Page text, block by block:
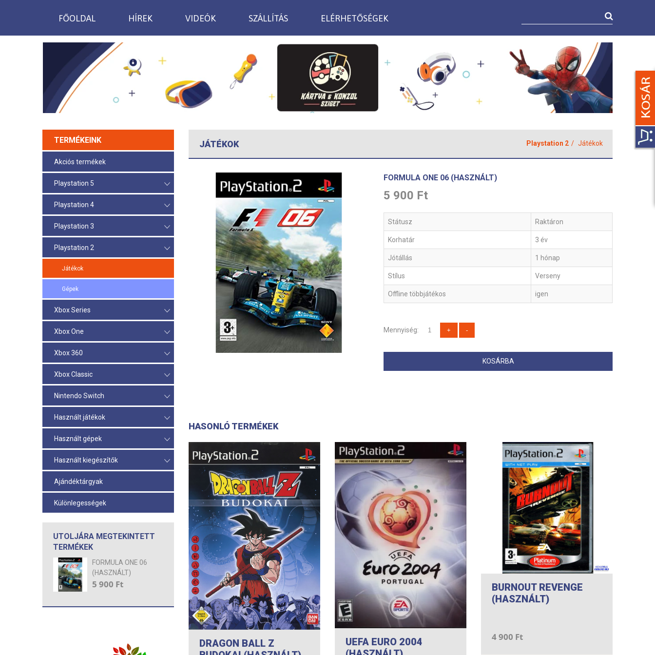
FŐOLDAL HÍREK VIDEÓK SZÁLLÍTÁS ELÉRHETŐSÉGEK
TERMÉKEINK
Akciós termékek
Playstation 5
Playstation 4
Playstation 3
Playstation 2
Játékok
Gépek
Xbox Series
Xbox One
Xbox 360
Xbox Classic
Nintendo Switch
Használt játékok
Használt gépek
Használt kiegészítők
Ajándéktárgyak
Különlegességek
UTOLJÁRA MEGTEKINTETT
TERMÉKEK
FORMULA ONE 06
(HASZNÁLT)
5 900 Ft
JÁTÉKOK Playstation 2 Játékok
FORMULA ONE 06 (HASZNÁLT)
5 900 Ft
Státusz Raktáron
Korhatár 3 év
Jótállás 1 hónap
Stílus Verseny
Offline többjátékos igen
Mennyiség:
KOSÁRBA
HASONLÓ TERMÉKEK
DRAGON BALL Z
UEFA EURO 2004
BURNOUT REVENGE
(HASZNÁLT)
4 900 Ft